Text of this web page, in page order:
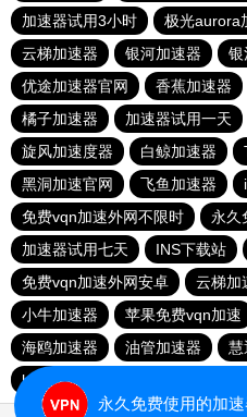
加速器试用3小时
极光aurora
云梯加速器
银河加速器 银
优途加速器官网
香蕉加速器
橘子加速器
加速器试用一天
旋风加速度器
白鲸加速器
黑洞加速官网
飞鱼加速器
免费vqn加速外网不限时
永久
加速器试用七天
INS下载站
免费vqn加速外网安卓
云梯加
小牛加速器
苹果免费vqn加速
海鸥加速器
油管加速器 慧
hammer加速器
永久免费使用的加速